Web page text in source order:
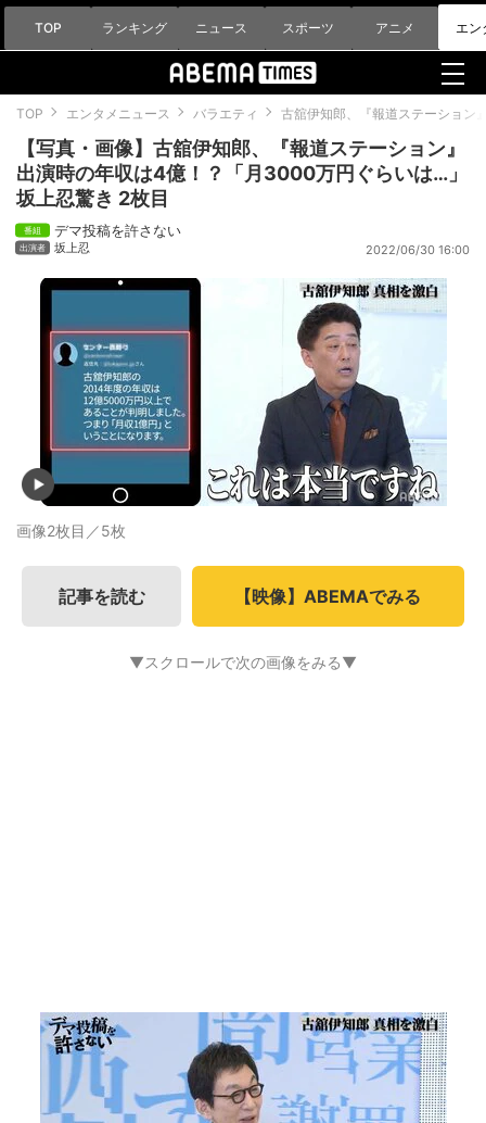
TOP ランキング ニュース スポーツ アニメ エン
TOP エンタメニュース バラエティ 古舘伊知郎、『報道ステーショ
【写真・画像】古舘伊知郎、『報道ステーション』
出演時の年収は4億！？「月3000万円ぐらいは…」
坂上忍驚き 2枚目
デマ投稿を許さない
坂上忍 2022/06/30 16:00
画像2枚目／5枚
記事を読む 【映像】ABEMAでみる
▼スクロールで次の画像をみる▼